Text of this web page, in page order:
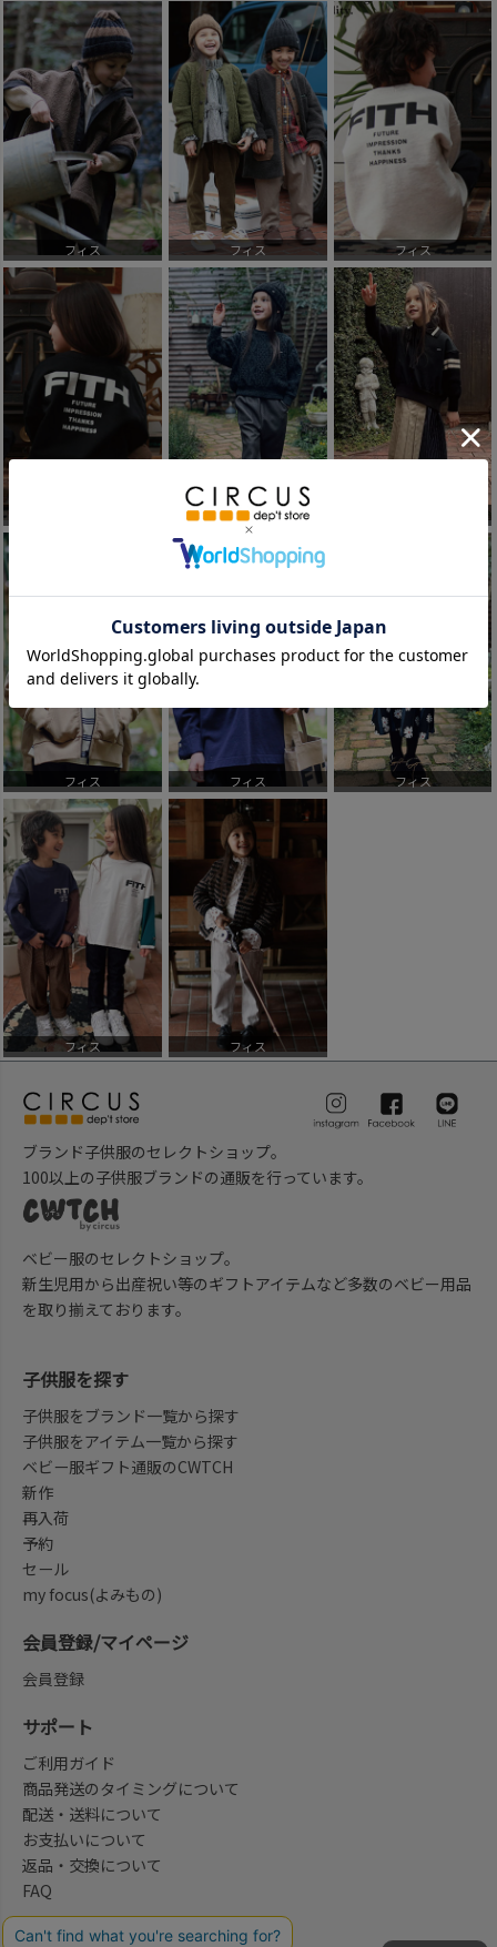
フィス フィス フィス
フィス
フィス フィス フィス
フィス フィス
ブランド子供服のセレクトショップ。
100以上の子供服ブランドの通販を行っています。
ベビー服のセレクトショップ。
新生児用から出産祝い等のギフトアイテムなど多数のベビー用品
を取り揃えております。
会社概要/お問合せ先
子供服を探す
子供服をブランド一覧から探す
子供服をアイテム一覧から探す
ベビー服ギフト通販のCWTCH
新作
再入荷
予約
セール
my focus(よみもの)
会員登録/マイページ
会員登録
サポート
ご利用ガイド
商品発送のタイミングについて
配送・送料について
お支払いについて
返品・交換について
FAQ